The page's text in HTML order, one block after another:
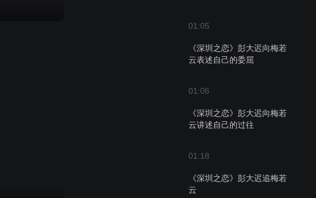
01:05
《深圳之恋》彭大迟向梅若
云表述自己的委屈
01:06
《深圳之恋》彭大迟向梅若
云讲述自己的过往
01:18
《深圳之恋》彭大迟追梅若
云